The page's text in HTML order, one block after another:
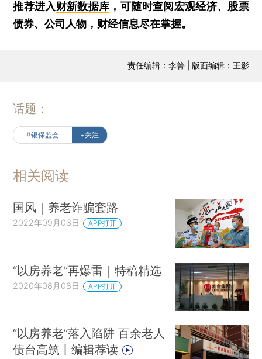
推荐进入财新数据库 ，可随时查阅宏观经济、股票
债券、公司人物，财经信息尽在掌握。
责任编辑：李箐 | 版面编辑：王影
话题：
#银保监会 +关注
相关阅读
国风｜养老诈骗套路
2022年09月03日 APP打开
“以房养老”再爆雷｜特稿精选
2020年08月08日 APP打开
“以房养老”落入陷阱 百余老人
债台高筑丨编辑荐读